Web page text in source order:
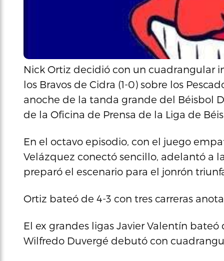
Nick Ortiz decidió con un cuadrangular
los Bravos de Cidra (1-0) sobre los
anoche de la tanda grande del Béisbol
de la Oficina de Prensa de la Liga de
En el octavo episodio, con el juego
Velázquez conectó sencillo, adelantó a
preparó el escenario para el jonrón
Ortiz bateó de 4-3 con tres carreras
El ex grandes ligas Javier Valentín
Wilfredo Duvergé debutó con